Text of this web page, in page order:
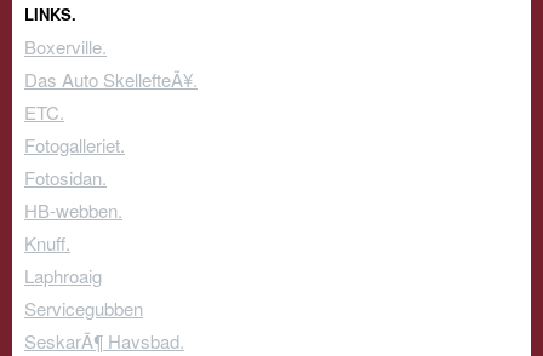
LINKS.
Boxerville.
Das Auto SkellefteÃ¥.
ETC.
Fotogalleriet.
Fotosidan.
HB-webben.
Knuff.
Laphroaig
Servicegubben
SeskarÃ¶ Havsbad.